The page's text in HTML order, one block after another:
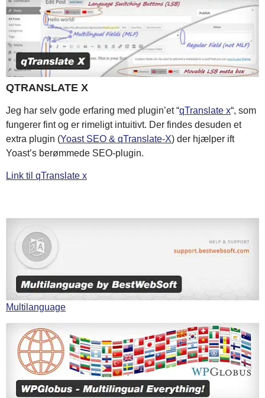
QTRANSLATE X
Jeg har selv gode erfaring med plugin’et “qTranslate x“, som
fungerer fint og er rimeligt intuitivt. Der findes desuden et
extra plugin (Yoast SEO & qTranslate-X) der hjælper ift
Yoast’s berømmede SEO-plugin.
Link til qTranslate x
Multilanguage